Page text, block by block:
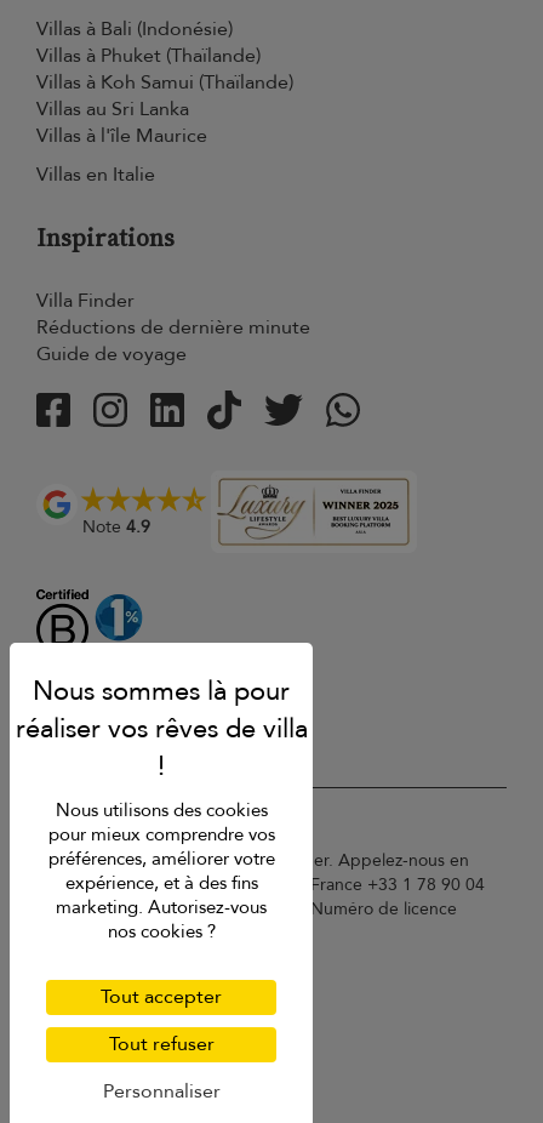
Villas à Bali (Indonésie)
Villas à Phuket (Thaïlande)
Villas à Koh Samui (Thaïlande)
Villas au Sri Lanka
Villas à l'île Maurice
Villas en Italie
Inspirations
Villa Finder
Réductions de dernière minute
Guide de voyage
Note 4.9
USD $ fr Français
Copyright © 2026 St Barts Villa Finder. Appelez-nous en
Angleterre au +44 2 033 933 883 / France +33 1 78 90 04
96 / Allemagne +49 40 835 09075. Numéro de licence
touristique : TA03414
Politique de confidentialité
Cookies
Plan du site
Nous utilisons des cookies
pour mieux comprendre vos
préférences, améliorer votre
expérience, et à des fins
marketing. Autorisez-vous
nos cookies ?
Tout accepter
Tout refuser
Personnaliser